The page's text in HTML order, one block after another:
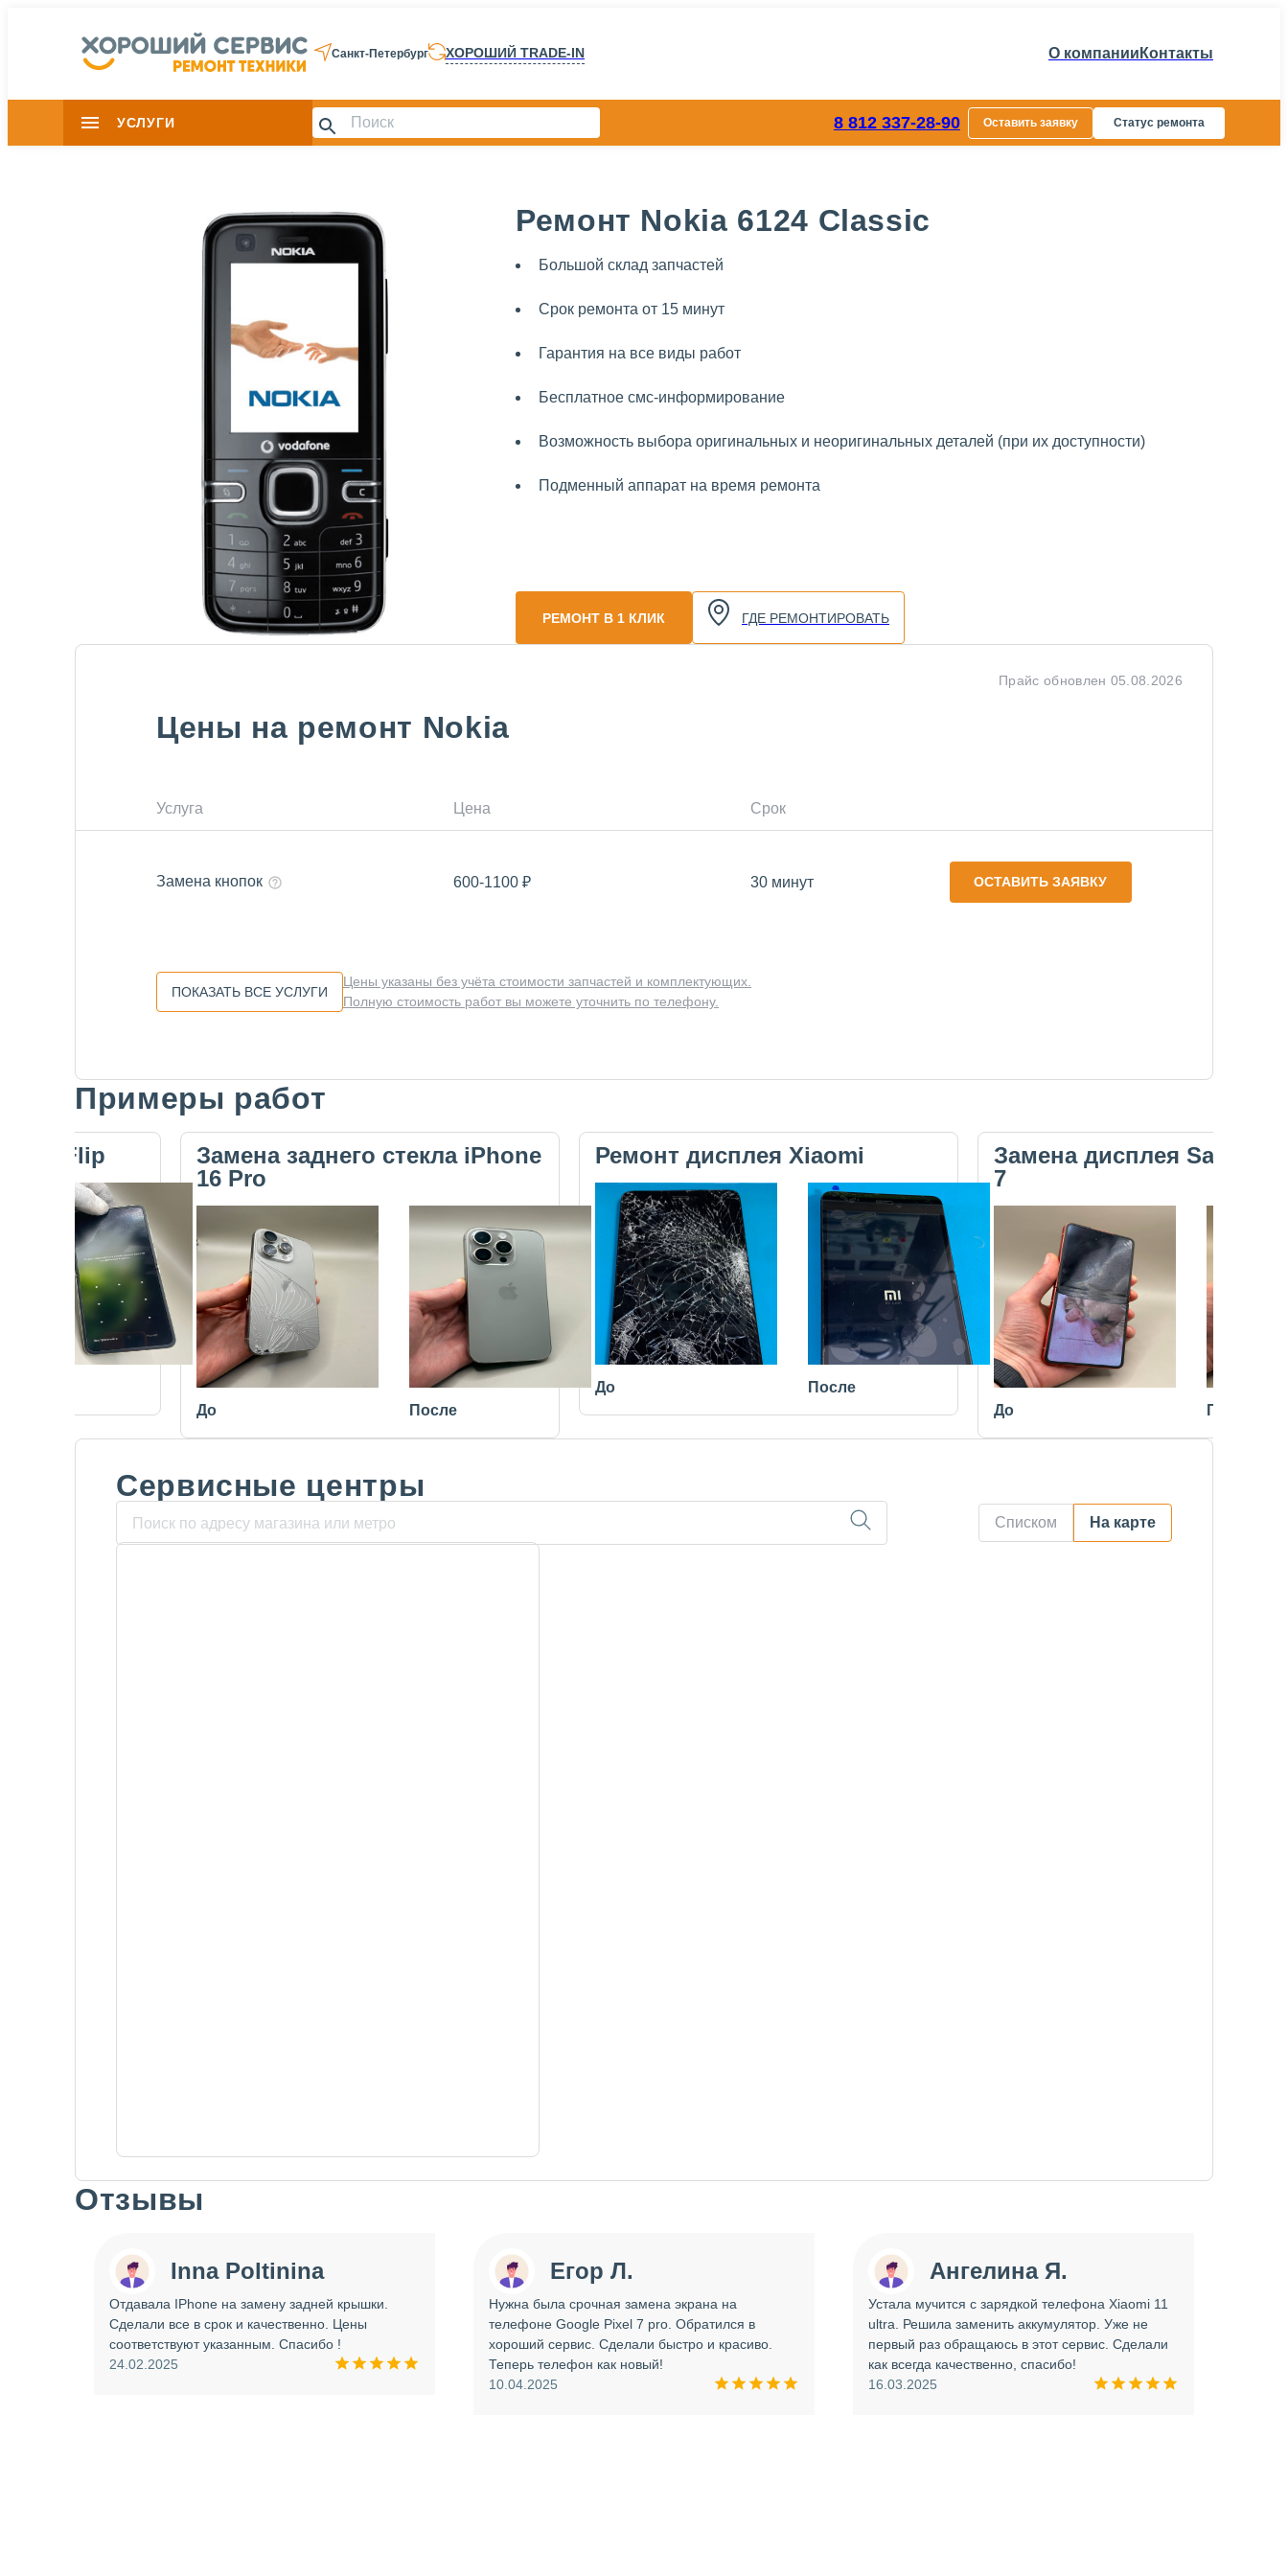
Санкт-Петербург ХОРОШИЙ TRADE-IN О компании Контакты
УСЛУГИ 8 812 337-28-90 Оставить заявку Статус ремонта
Ремонт Nokia 6124 Classic
Большой склад запчастей
Срок ремонта от 15 минут
Гарантия на все виды работ
Бесплатное смс-информирование
Возможность выбора оригинальных и неоригинальных деталей (при их доступности)
Подменный аппарат на время ремонта
РЕМОНТ В 1 КЛИК ГДЕ РЕМОНТИРОВАТЬ
Цены на ремонт Nokia
Прайс обновлен 05.08.2026
Услуга Цена Срок
Замена кнопок 600-1100₽ 30 минут ОСТАВИТЬ ЗАЯВКУ
ПОКАЗАТЬ ВСЕ УСЛУГИ
Цены указаны без учёта стоимости запчастей и комплектующих.
Полную стоимость работ вы можете уточнить по телефону.
Примеры работ
Flip
Замена заднего стекла iPhone
16 Pro
До После
Ремонт дисплея Xiaomi
До После
Замена дисплея
7
До После
Сервисные центры
Списком На карте
Отзывы
Inna Poltinina
Отдавала IPhone на замену задней крышки.
Сделали все в срок и качественно. Цены
соответствуют указанным. Спасибо !
24.02.2025
Егор Л.
Нужна была срочная замена экрана на
телефоне Google Pixel 7 pro. Обратился в
хороший сервис. Сделали быстро и красиво.
Теперь телефон как новый!
10.04.2025
Ангелина Я.
Устала мучится с зарядкой телефона Xiaomi 11
ultra. Решила заменить аккумулятор. Уже не
первый раз обращаюсь в этот сервис. Сделали
как всегда качественно, спасибо!
16.03.2025